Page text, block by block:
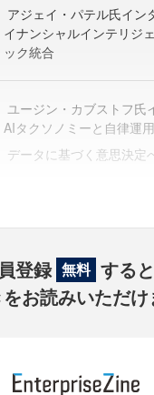
アジェイ・パテル氏イン
イナンシャルインテリジ
ック統合
ユージン・カブストフ氏
AIタクソノミーと自律運用
データに基づく意思決定
登録 無料 すると
お読みいただけ